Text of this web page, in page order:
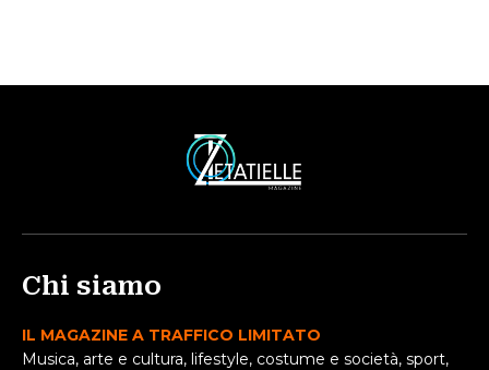
Chi siamo
IL MAGAZINE A TRAFFICO LIMITATO
Musica, arte e cultura, lifestyle, costume e società, sport,